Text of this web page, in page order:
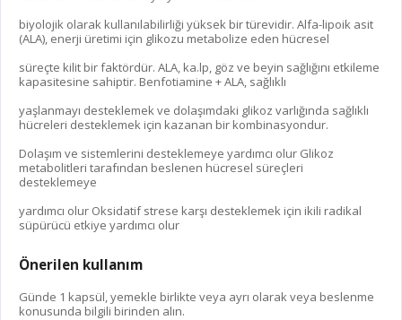
biyolojik olarak kullanılabilirliği yüksek bir türevidir. Alfa-lipoik asit
(ALA), enerji üretimi için glikozu metabolize eden hücresel
süreçte kilit bir faktördür. ALA, ka.lp, göz ve beyin sağlığını etkileme
kapasitesine sahiptir. Benfotiamine + ALA, sağlıklı
yaşlanmayı desteklemek ve dolaşımdaki glikoz varlığında sağlıklı
hücreleri desteklemek için kazanan bir kombinasyondur.
Dolaşım ve sistemlerini desteklemeye yardımcı olur Glikoz
metabolitleri tarafından beslenen hücresel süreçleri
desteklemeye
yardımcı olur Oksidatif strese karşı desteklemek için ikili radikal
süpürücü etkiye yardımcı olur
Önerilen kullanım
Günde 1 kapsül, yemekle birlikte veya ayrı olarak veya beslenme
konusunda bilgili birinden alın.